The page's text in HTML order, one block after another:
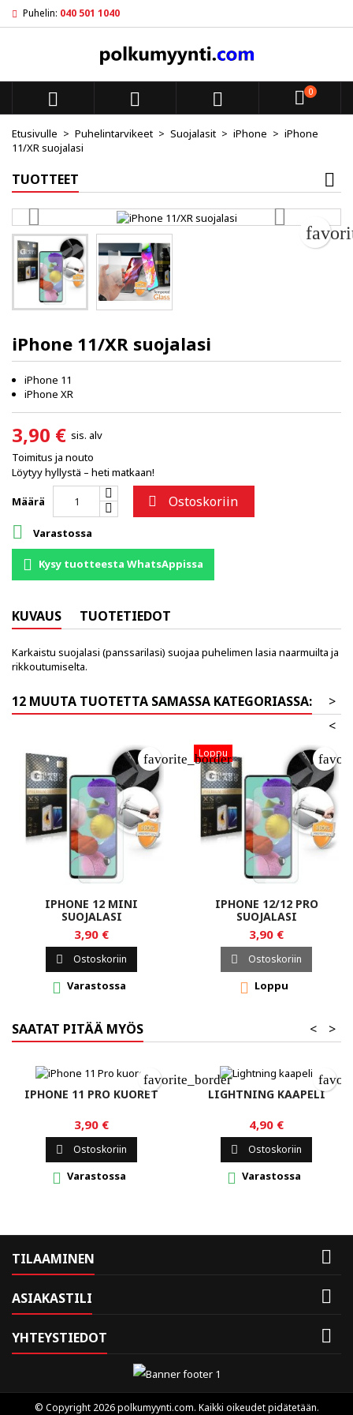
Puhelin: 040 501 1040
   0
Etusivulle Puhelintarvikeet Suojalasit iPhone
iPhone
11/XR suojalasi
TUOTTEET
iPhone 11/XR suojalasi
iPhone 11
iPhone XR
3,90 € sis. alv
Toimitus ja nouto
Löytyy hyllystä – heti matkaan!
Määrä  Ostoskoriin
 Varastossa
Kysy tuotteesta WhatsAppissa
KUVAUS TUOTETIEDOT
Karkaistu suojalasi (panssarilasi) suojaa puhelimen lasia naarmuilta ja
rikkoutumiselta.
12 MUUTA TUOTETTA SAMASSA KATEGORIASSA:
>
<
IPHONE 12 MINI
SUOJALASI
3,90 €
 Ostoskoriin
 Varastossa
favorite_border
Loppu
IPHONE 12/12 PRO
SUOJALASI
3,90 €
 Ostoskoriin
 Loppu
SAATAT PITÄÄ MYÖS >
<
IPHONE 11 PRO KUORET
3,90 €
 Ostoskoriin
 Varastossa
favorite_border
LIGHTNING KAAPELI
4,90 €
 Ostoskoriin
 Varastossa
TILAAMINEN 
ASIAKASTILI 
YHTEYSTIEDOT 
My wishlists
add_circle_outline
Create new list
Luo toivelista
Toivelistan nimi
Kirjaudu sisään
Sinun pitää olla kirjautunut jotta voit lisätä tuotteita
© Copyright 2026 polkumyynti.com. Kaikki oikeudet pidätetään.